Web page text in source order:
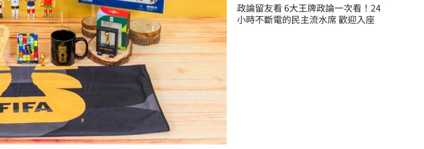
政論留友看 6大王牌政論一次看！24
小時不斷電的民主流水席 歡迎入座